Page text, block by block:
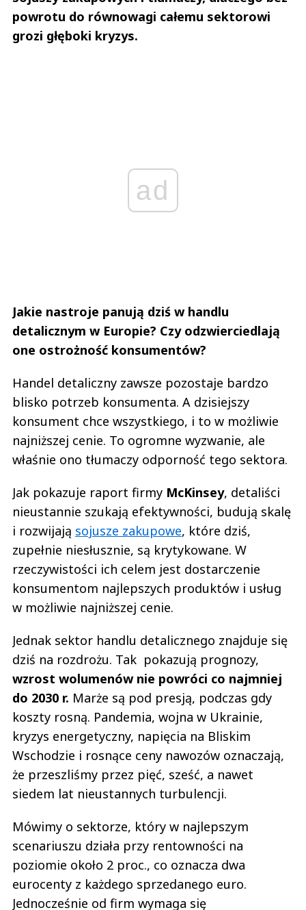
powrotu do równowagi całemu sektorowi
grozi głęboki kryzys.
ad
Jakie nastroje panują dziś w handlu
detalicznym w Europie? Czy odzwierciedlają
one ostrożność konsumentów?
Handel detaliczny zawsze pozostaje bardzo
blisko potrzeb konsumenta. A dzisiejszy
konsument chce wszystkiego, i to w możliwie
najniższej cenie. To ogromne wyzwanie, ale
właśnie ono tłumaczy odporność tego sektora.
Jak pokazuje raport firmy McKinsey, detaliści
nieustannie szukają efektywności, budują skalę
i rozwijają sojusze zakupowe, które dziś,
zupełnie niesłusznie, są krytykowane. W
rzeczywistości ich celem jest dostarczenie
konsumentom najlepszych produktów i usług
w możliwie najniższej cenie.
Jednak sektor handlu detalicznego znajduje się
dziś na rozdrożu. Tak pokazują prognozy,
wzrost wolumenów nie powróci co najmniej
do 2030 r. Marże są pod presją, podczas gdy
koszty rosną. Pandemia, wojna w Ukrainie,
kryzys energetyczny, napięcia na Bliskim
Wschodzie i rosnące ceny nawozów oznaczają,
że przeszliśmy przez pięć, sześć, a nawet
siedem lat nieustannych turbulencji.
Mówimy o sektorze, który w najlepszym
scenariuszu działa przy rentowności na
poziomie około 2 proc., co oznacza dwa
eurocenty z każdego sprzedanego euro.
Jednocześnie od firm wymaga się